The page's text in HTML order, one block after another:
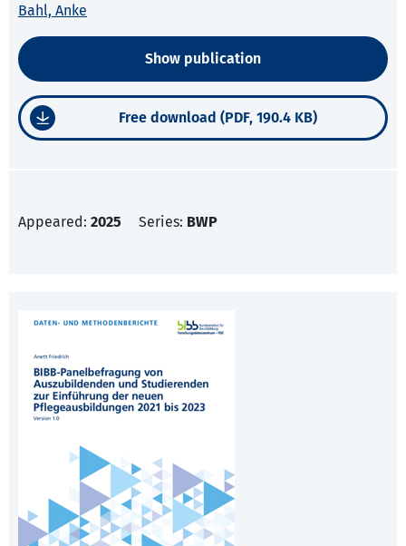
Bahl, Anke
Show publication
Free download (PDF, 190.4 KB)
Appeared: 2025 Series: BWP